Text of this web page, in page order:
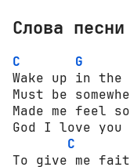
Слова
C G
Wake up in
Must be
Made me feel
God I love
C